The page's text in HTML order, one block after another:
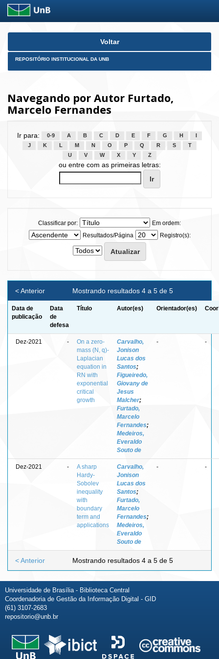
Skip
Voltar
REPOSITÓRIO INSTITUCIONAL DA UNB
Navegando por Autor Furtado,
Marcelo Fernandes
Ir para: 0-9 A B C D E F G H
J
K L M N O P Q R S
T
U
V W X Y Z
ou entre com as primeiras letras:
Classificar por:
Em ordem:
Resultados/Página
Registro(s):
Mostrando resultados 4 a 5 de 5
< Anterior
Data de
publicação
Data
de
defesa
Título Autor(es) Orientador(es)
Dez-2021 -
On a zero-
mass (N, q)-
Laplacian
equation in
RN with
exponential
critical
growth
Carvalho,
Jonison
Lucas dos
Santos;
Figueiredo,
Giovany de
Jesus
Malcher;
Furtado,
Marcelo
Fernandes;
Medeiros,
Everaldo
Souto de
- -
Dez-2021 -
A sharp
Hardy-
Sobolev
inequality
with
boundary
term and
applications
Carvalho,
Jonison
Lucas dos
Santos;
Furtado,
Marcelo
Fernandes;
Medeiros,
Everaldo
Souto de
- -
Mostrando resultados 4 a 5 de 5
< Anterior
Universidade de Brasília - Biblioteca Central
Coordenadoria de Gestão da Informação Digital - GID
(61) 3107-2683
repositorio@unb.br